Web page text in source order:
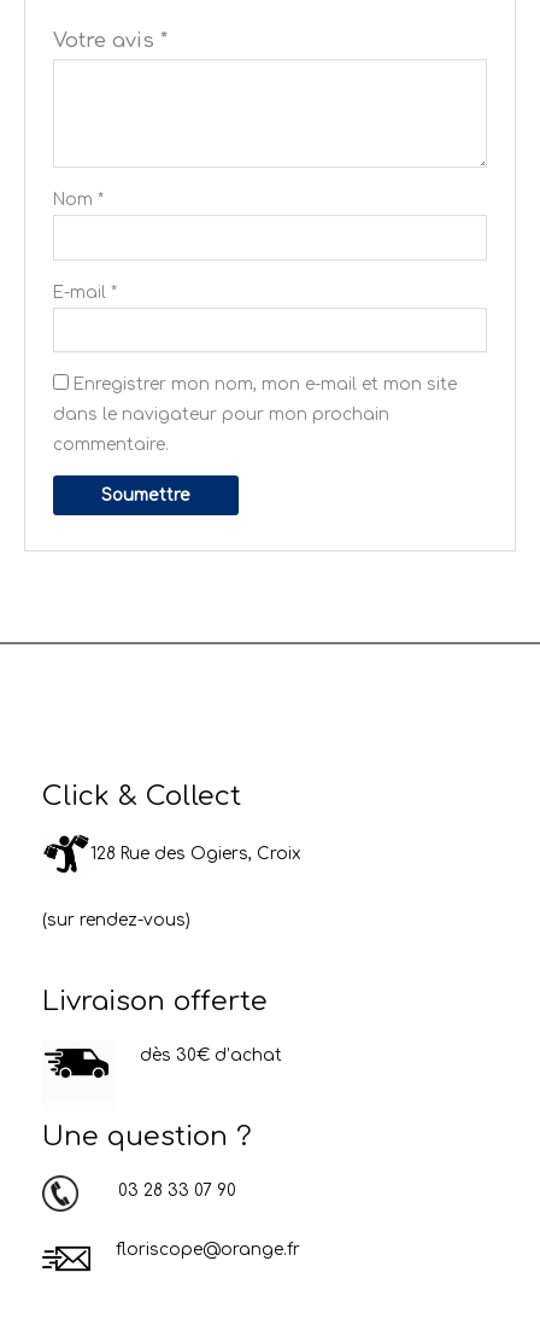
Votre avis *
Nom *
E-mail *
Enregistrer mon nom, mon e-mail et mon site
dans le navigateur pour mon prochain
commentaire.
Click & Collect
128 Rue des Ogiers, Croix
(sur rendez-vous)
Livraison offerte
dès 30€ d’achat
Une question ?
03 28 33 07 90
floriscope@orange.fr